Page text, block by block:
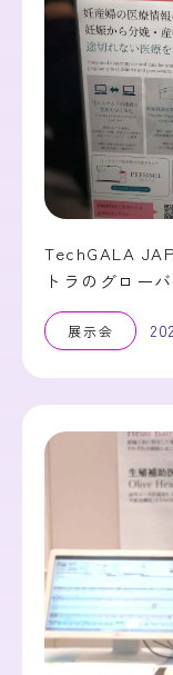
TechGALA
トラのグロー
展示会